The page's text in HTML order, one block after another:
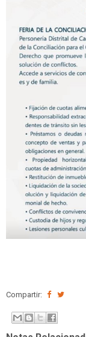
Compartir: